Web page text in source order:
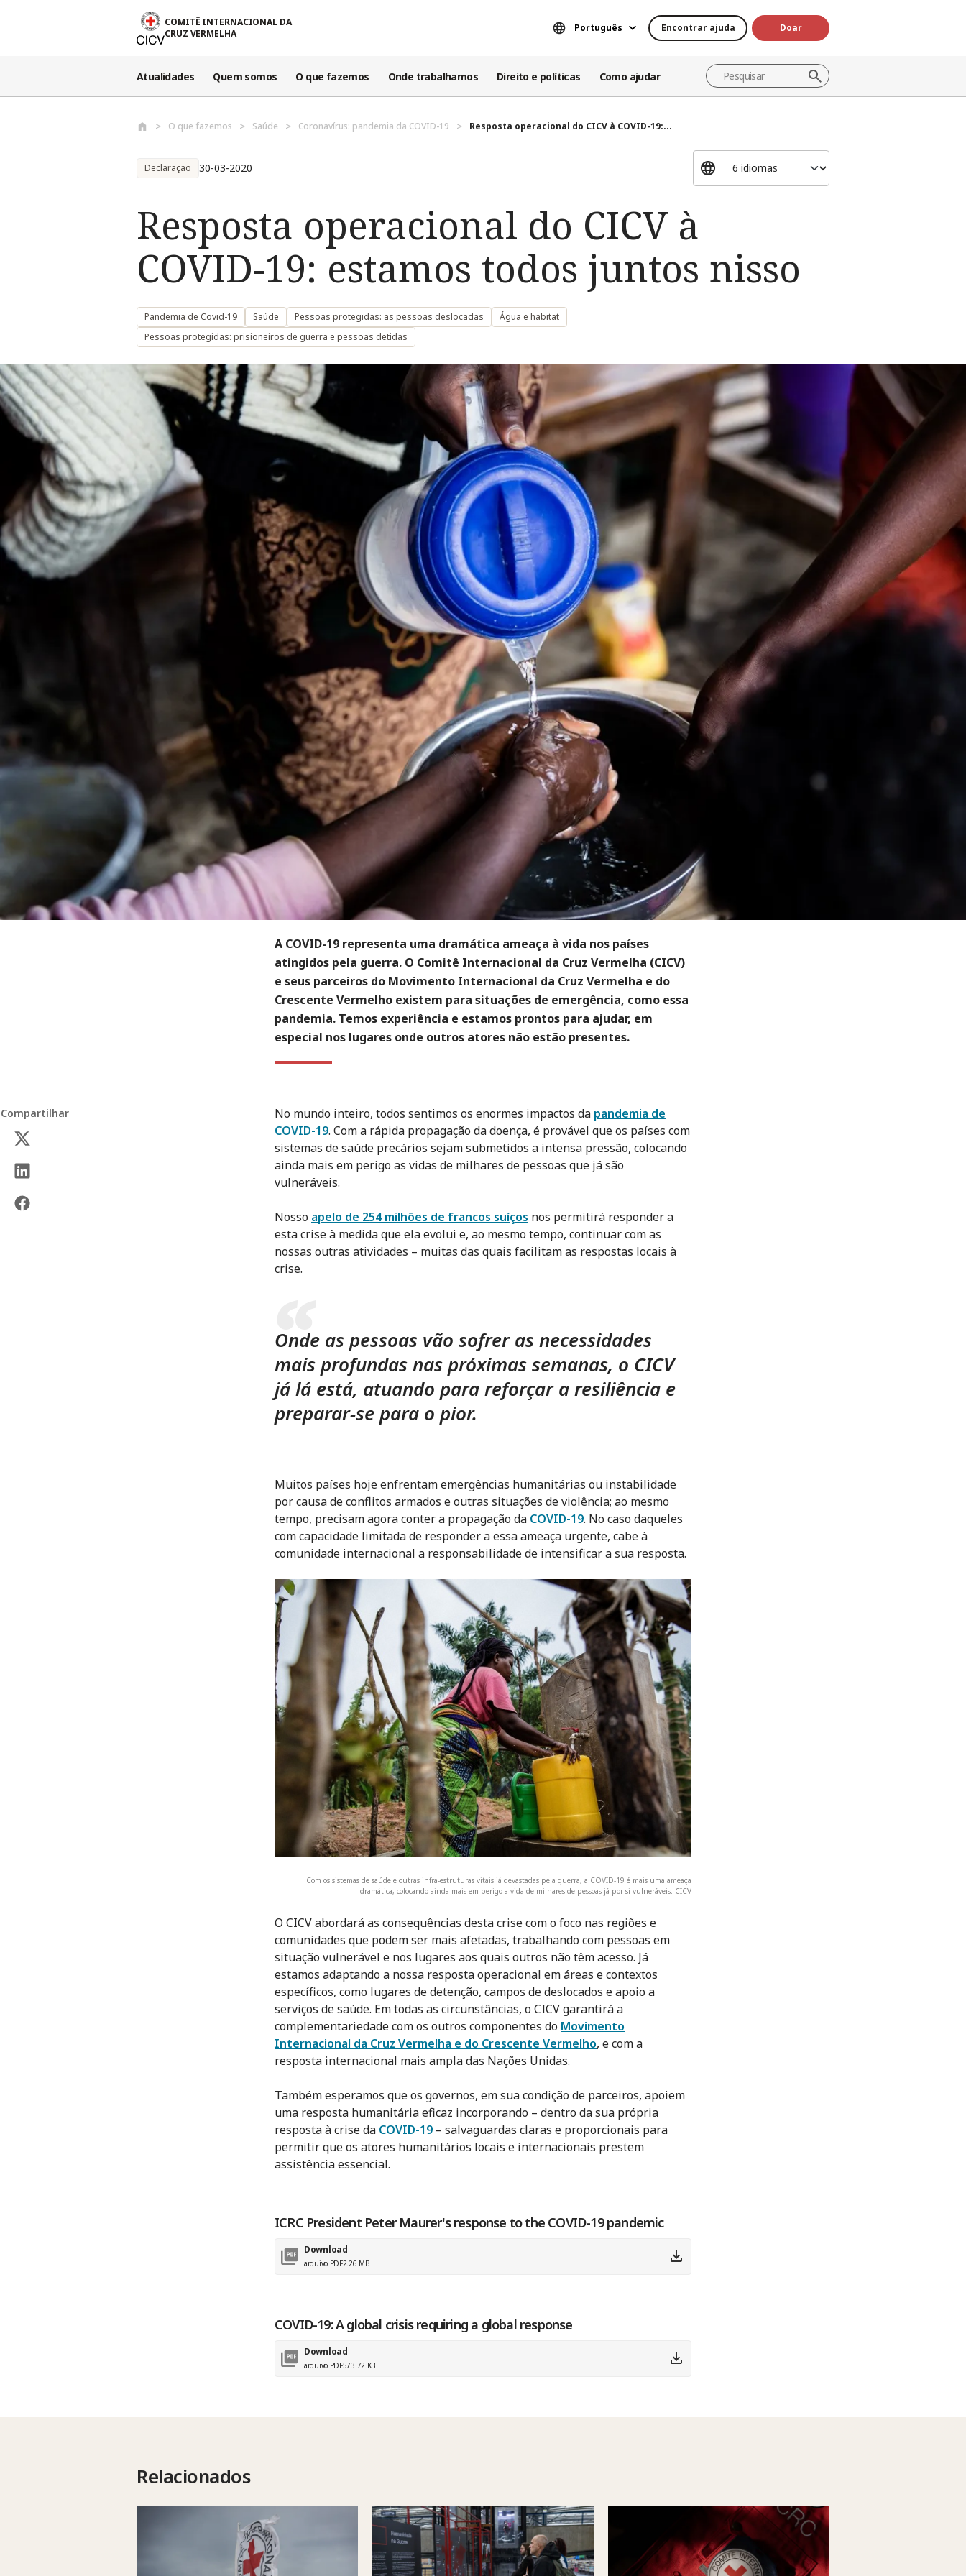
Passar para o conteúdo principal
COMITÊ INTERNACIONAL DA
CRUZ VERMELHA
Português Encontrar ajuda Doar
Atualidades Quem somos O que fazemos Onde trabalhamos Direito e políticas Como ajudar
O que fazemos Saúde Coronavírus: pandemia da COVID-19 Resposta operacional do CICV à COVID-19:...
Declaração 30-03-2020
Resposta operacional do CICV à
COVID-19: estamos todos juntos nisso
Pandemia de Covid-19 Saúde Pessoas protegidas: as pessoas deslocadas
Água e habitat
Pessoas protegidas: prisioneiros de guerra e pessoas detidas
A COVID-19 representa uma dramática ameaça à vida nos países
atingidos pela guerra. O Comitê Internacional da Cruz Vermelha (CICV)
e seus parceiros do Movimento Internacional da Cruz Vermelha e do
Crescente Vermelho existem para situações de emergência, como essa
pandemia. Temos experiência e estamos prontos para ajudar, em
especial nos lugares onde outros atores não estão presentes.
Compartilhar No mundo inteiro, todos sentimos os enormes impactos da pandemia de
COVID-19. Com a rápida propagação da doença, é provável que os países com
sistemas de saúde precários sejam submetidos a intensa pressão, colocando
ainda mais em perigo as vidas de milhares de pessoas que já são
vulneráveis.
Nosso apelo de 254 milhões de francos suíços nos permitirá responder a
esta crise à medida que ela evolui e, ao mesmo tempo, continuar com as
nossas outras atividades – muitas das quais facilitam as respostas locais à
crise.
Onde as pessoas vão sofrer as necessidades
mais profundas nas próximas semanas, o CICV
já lá está, atuando para reforçar a resiliência e
preparar-se para o pior.
Muitos países hoje enfrentam emergências humanitárias ou instabilidade
por causa de conflitos armados e outras situações de violência; ao mesmo
tempo, precisam agora conter a propagação da COVID-19. No caso daqueles
com capacidade limitada de responder a essa ameaça urgente, cabe à
comunidade internacional a responsabilidade de intensificar a sua resposta.
Com os sistemas de saúde e outras infra-estruturas vitais já devastadas pela guerra, a COVID-19 é mais uma ameaça
dramática, colocando ainda mais em perigo a vida de milhares de pessoas já por si vulneráveis. CICV
O CICV abordará as consequências desta crise com o foco nas regiões e
comunidades que podem ser mais afetadas, trabalhando com pessoas em
situação vulnerável e nos lugares aos quais outros não têm acesso. Já
estamos adaptando a nossa resposta operacional em áreas e contextos
específicos, como lugares de detenção, campos de deslocados e apoio a
serviços de saúde. Em todas as circunstâncias, o CICV garantirá a
complementariedade com os outros componentes do Movimento
Internacional da Cruz Vermelha e do Crescente Vermelho, e com a
resposta internacional mais ampla das Nações Unidas.
Também esperamos que os governos, em sua condição de parceiros, apoiem
uma resposta humanitária eficaz incorporando – dentro da sua própria
resposta à crise da COVID-19 – salvaguardas claras e proporcionais para
permitir que os atores humanitários locais e internacionais prestem
assistência essencial.
ICRC President Peter Maurer's response to the COVID-19 pandemic
Download
arquivo PDF2.26 MB
COVID-19: A global crisis requiring a global response
Download
arquivo PDF573.72 KB
Relacionados